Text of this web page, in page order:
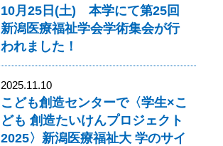
10月25日(土) 本学にて第25回
新潟医療福祉学会学術集会が行
われました！
2025.11.10
こども創造センターで〈学生×こ
ども 創造たいけんプロジェクト
2025〉新潟医療福祉大 学のサイ